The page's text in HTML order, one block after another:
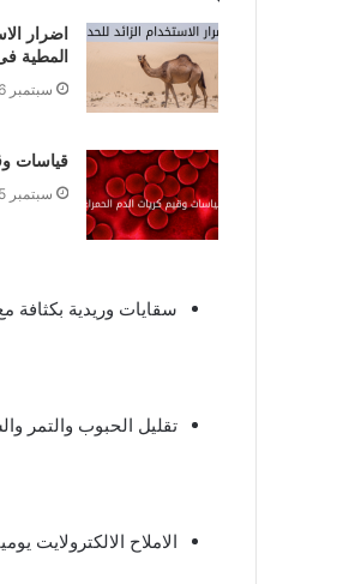
اضرار
المطية
سبتمبر 26, 2023
قياسات
سبتمبر 25, 2023
سقايات وريدية بكثافة
تقليل الحبوب والتمر
الاملاح الالكترولايت